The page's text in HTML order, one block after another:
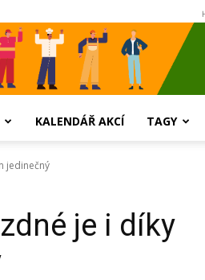
KALENDÁŘ AKCÍ TAGY
jedinečný
je i díky